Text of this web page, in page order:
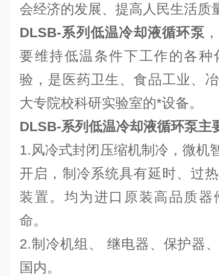
会经济的发展、提高人民生活质
DLSB-系列低温冷却液循环泵
要维持低温条件下工作的各种
验，是医药卫生、食品工业、
大专院校科研实验室的*设备。
DLSB-系列低温冷却液循环泵主
1.风冷式封闭压缩机制冷，微机
开启，制冷系统具有延时、过
装置。均为进口原装高品质
命。
2.制冷机组、 继电器、保护器
国内。